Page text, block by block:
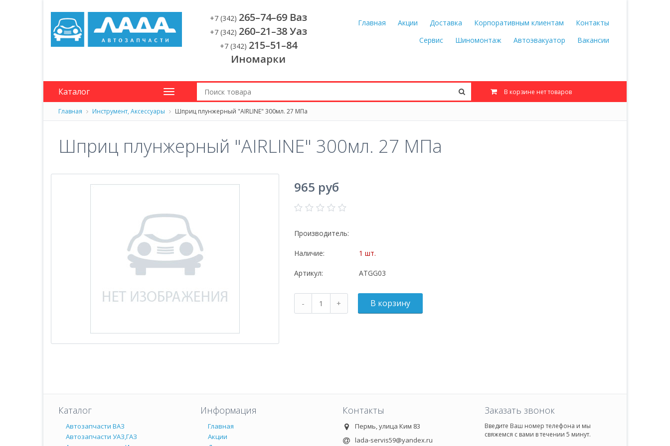
Главная Акции Доставка Корпоративным клиентам
Контакты
Сервис
Шиномонтаж Автоэвакуатор Вакансии
+7 (342) 265–74–69 Ваз
+7 (342) 260–21–38 Уаз
+7 (342) 215–51–84
Иномарки
Каталог В корзине нет товаров
Главная Инструмент, Аксессуары Шприц плунжерный "AIRLINE" 300мл. 27 МПа
Шприц плунжерный "AIRLINE" 300мл. 27 МПа
965 руб
Производитель:
Наличие: 1 шт.
Артикул: ATGG03
Каталог
Автозапчасти ВАЗ
Автозапчасти УАЗ,ГАЗ
Информация
Главная
Акции
Контакты
Пермь, улица Ким 83
lada-servis59@yandex.ru
Заказать звонок
Введите Ваш номер телефона и мы
свяжемся с вами в течении 5 минут.